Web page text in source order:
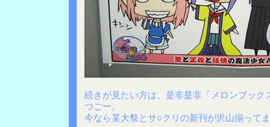
続きが見たい方は、是非是非「メロンブック
つごー。
今なら某大祭とサ○クリの新刊が沢山揃って